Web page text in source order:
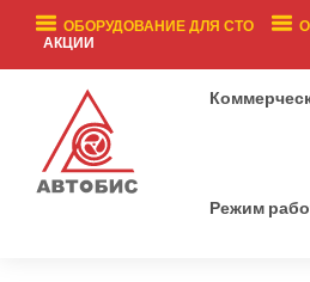
ОБОРУДОВАНИЕ ДЛЯ СТО
АКЦИИ
Режим